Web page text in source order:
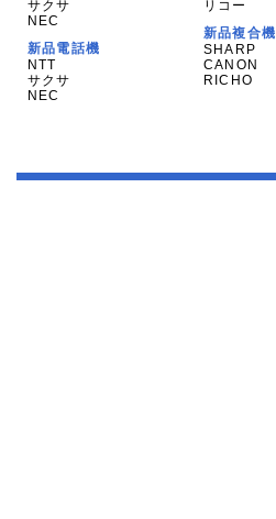
サクサ
NEC
新品電話機
NTT
サクサ
NEC
リコー
新品複合機
SHARP
CANON
RICHO